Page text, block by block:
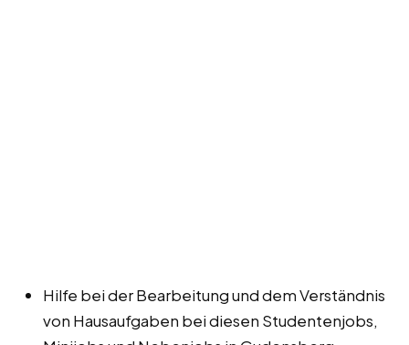
Hilfe bei der Bearbeitung und dem Verständnis
von Hausaufgaben bei diesen Studentenjobs,